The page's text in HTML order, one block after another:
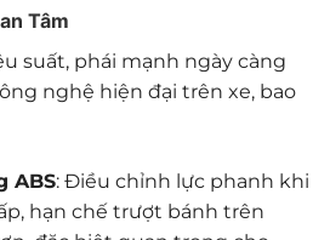
Tâm
suất, phái mạnh ngày càng
nghệ hiện đại trên xe, bao
ABS: Điều chỉnh lực phanh khi
hạn chế trượt bánh trên